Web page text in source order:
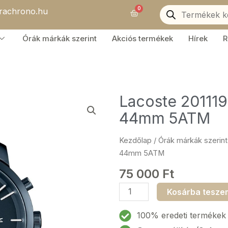
0Kosár
Products
search
Órák márkák szerint Akciós termékek Hírek
Lacoste
44mm 5ATM
Kezdőlap / Órák márkák szerint
44mm 5ATM
75 000 Ft
Lacoste
2011196
Replay
Kosárba
100% eredeti termékek